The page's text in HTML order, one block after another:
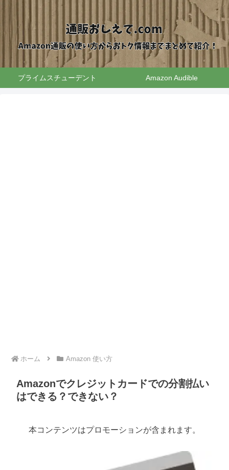
プライムスチューデント Amazon Audible
ホーム Amazon 使い方
Amazonでクレジットカードでの分割払い
はできる？できない？
本コンテンツはプロモーションが含まれます。